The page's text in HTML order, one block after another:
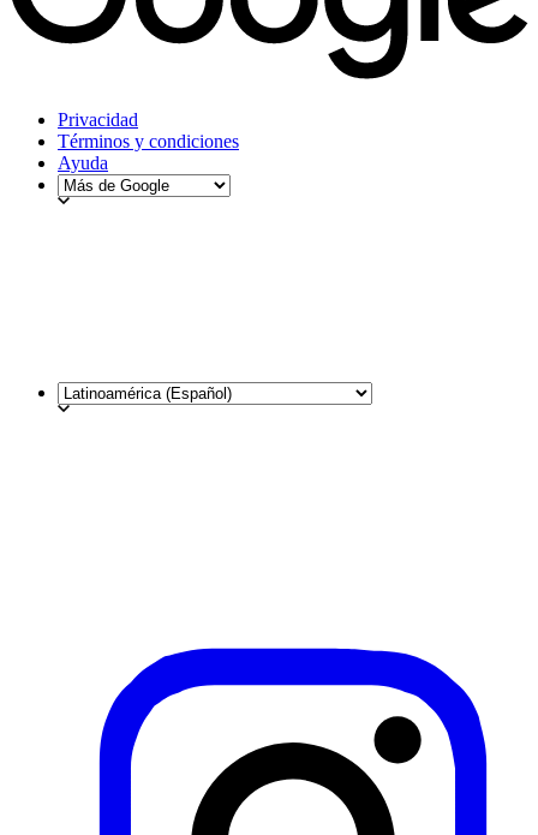
Privacidad
Términos y condiciones
Ayuda